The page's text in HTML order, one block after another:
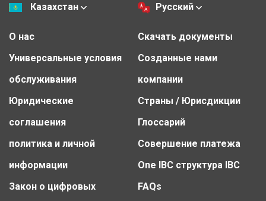
Казахстан Русский
О нас
Универсальные условия
обслуживания
Юридические
соглашения
политика и личной
информации
Закон о цифровых
Скачать документы
Созданные нами
компании
Страны / Юрисдикции
Глоссарий
Совершение платежа
One IBC структура IBC
FAQs